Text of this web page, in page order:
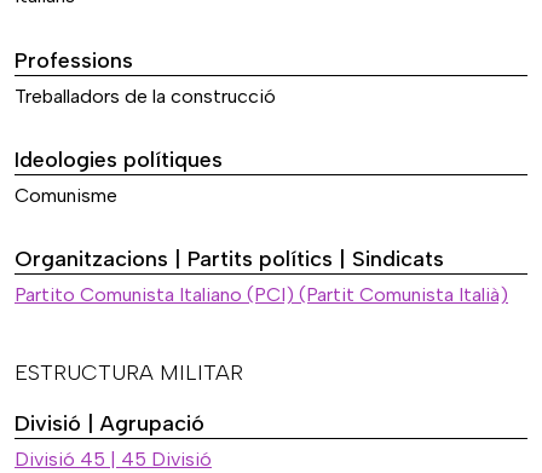
Professions
Treballadors de la construcció
Ideologies polítiques
Comunisme
Organitzacions | Partits polítics | Sindicats
Partito Comunista Italiano (PCI) (Partit Comunista Italià)
ESTRUCTURA MILITAR
Divisió | Agrupació
Divisió 45 | 45 Divisió